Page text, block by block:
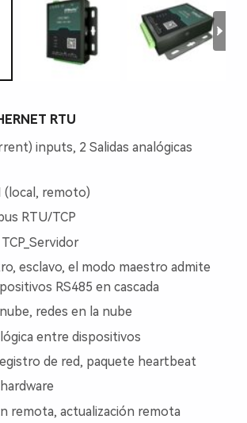
RTU
inputs, 2 Salidas analógicas
(local, remoto)
RTU/TCP
esclavo, el modo maestro admite
RS485 en cascada
redes en la nube
entre dispositivos
de red, paquete heartbeat
remota, actualización remota